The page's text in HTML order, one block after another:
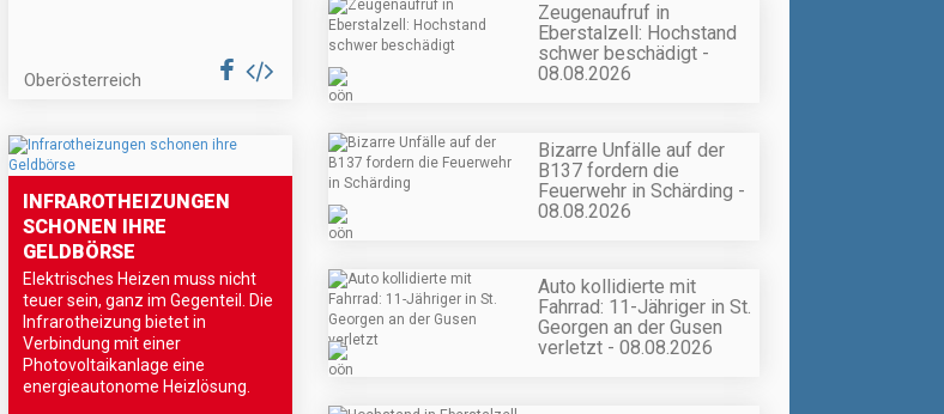
Oberösterreich
INFRAROTHEIZUNGEN
SCHONEN IHRE
GELDBÖRSE
Elektrisches Heizen muss nicht
teuer sein, ganz im Gegenteil. Die
Infrarotheizung bietet in
Verbindung mit einer
Photovoltaikanlage eine
energieautonome Heizlösung.
Zeugenaufruf in
Eberstalzell: Hochstand
schwer beschädigt -
08.08.2026
Bizarre Unfälle auf der
B137 fordern die
Feuerwehr in Schärding -
08.08.2026
Auto kollidierte mit
Fahrrad: 11-Jähriger in St.
Georgen an der Gusen
verletzt - 08.08.2026